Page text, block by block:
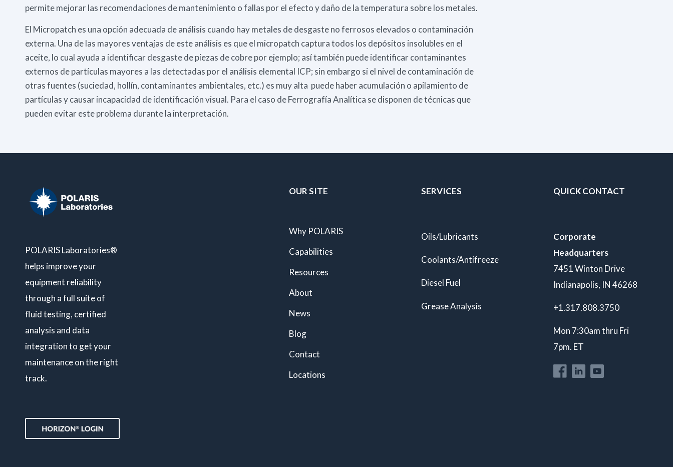
permite mejorar las recomendaciones de mantenimiento o fallas por el efecto y daño de la temperatura sobre los metales.
El Micropatch es una opción adecuada de análisis cuando hay metales de desgaste no ferrosos elevados o contaminación
externa. Una de las mayores ventajas de este análisis es que el micropatch captura todos los depósitos insolubles en el
aceite, lo cual ayuda a identificar desgaste de piezas de cobre por ejemplo; así también puede identificar contaminantes
externos de partículas mayores a las detectadas por el análisis elemental ICP; sin embargo si el nivel de contaminación de
otras fuentes (suciedad, hollín, contaminantes ambientales, etc.) es muy alta puede haber acumulación o apilamiento de
partículas y causar incapacidad de identificación visual. Para el caso de Ferrografía Analítica se disponen de técnicas que
pueden evitar este problema durante la interpretación.
POLARIS Laboratories®
helps improve your
equipment reliability
through a full suite of
fluid testing, certified
analysis and data
integration to get your
maintenance on the right
track.
OUR SITE
Why POLARIS
Capabilities
Resources
About
News
Blog
Contact
Locations
SERVICES
Oils/Lubricants
Coolants/Antifreeze
Diesel Fuel
Grease Analysis
QUICK CONTACT
Corporate
Headquarters
7451 Winton Drive
Indianapolis, IN 46268
+1.317.808.3750
Mon 7:30am thru Fri
7pm. ET